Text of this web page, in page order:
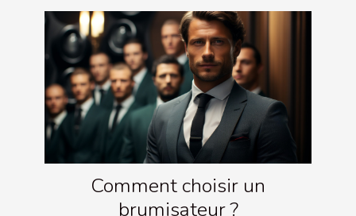
Comment choisir un
brumisateur ?